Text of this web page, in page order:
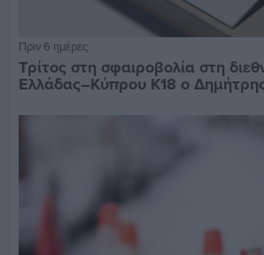
Πριν 6 ημέρες
Τρίτος στη σφαιροβολία στη
Ελλάδας–Κύπρου Κ18 ο Δημήτρης